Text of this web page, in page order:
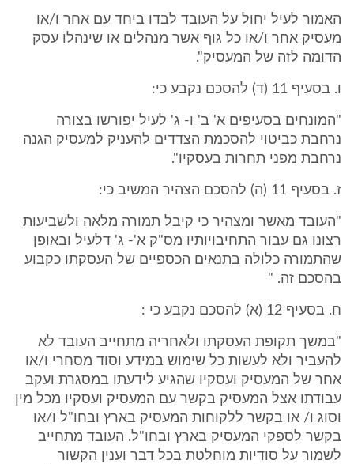
האמור לעיל יחול על העובד לבדו ביחד עם אחר ו/או
מעסיק אחר ו/או כל גוף אשר מנהלים או שינהלו עסק
הדומה לזה של המעסיק".
ו. בסעיף 11 (ד) להסכם נקבע כי:
"המונחים בסעיפים א' ב' ו- ג' לעיל יפורשו בצורה
נרחבת כביטוי להסכמת הצדדים להעניק למעסיק הגנה
נרחבת מפני תחרות בעסקיו".
ז. בסעיף 11 (ה) להסכם הצהיר המשיב כי:
"העובד מאשר ומצהיר כי קיבל תמורה מלאה ולשביעות
רצונו גם עבור התחיבויותיו מס"ק א'- ג' דלעיל ובאופן
שהתמורה כלולה בתנאים הכספיים של העסקתו כקבוע
בהסכם זה. "
ח. בסעיף 12 (א) להסכם נקבע כי :
"במשך תקופת העסקתו ולאחריה מתחייב העובד לא
להעביר ולא לעשות כל שימוש במידע וסוד מסחרי ו/או
אחר של המעסיק ועסקיו שהגיע לידעתו במסגרת ועקב
עבודתו אצל המעסיק בקשר עם המעסיק ועסקיו מכל מין
וסוג ו/ או בקשר ללקוחות המעסיק בארץ ובחו"ל ו/או
בקשר לספקי המעסיק בארץ ובחו"ל. העובד מתחייב
לשמור על סודיות מוחלטת בכל דבר וענין הקשור